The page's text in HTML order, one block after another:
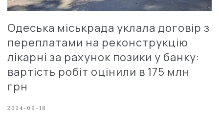
Одеська міськрада уклала договір з
переплатами на реконструкцію
лікарні за рахунок позики у банку:
вартість робіт оцінили в 175 млн
грн
2024-09-18